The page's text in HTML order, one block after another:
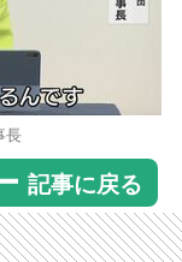
長
記事に戻る